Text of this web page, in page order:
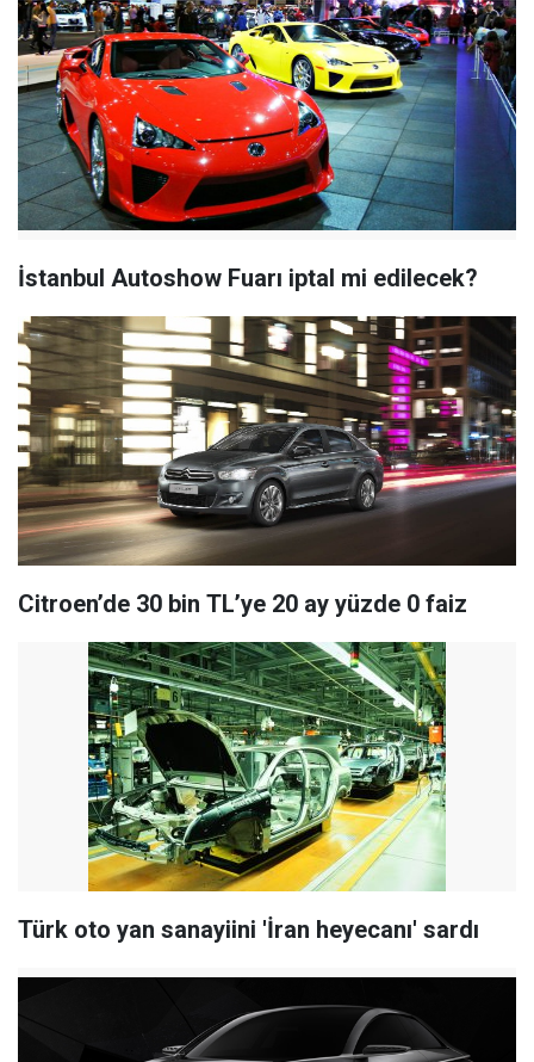
İstanbul Autoshow Fuarı iptal mi edilecek?
Citroen’de 30 bin TL’ye 20 ay yüzde 0 faiz
Türk oto yan sanayiini 'İran heyecanı' sardı